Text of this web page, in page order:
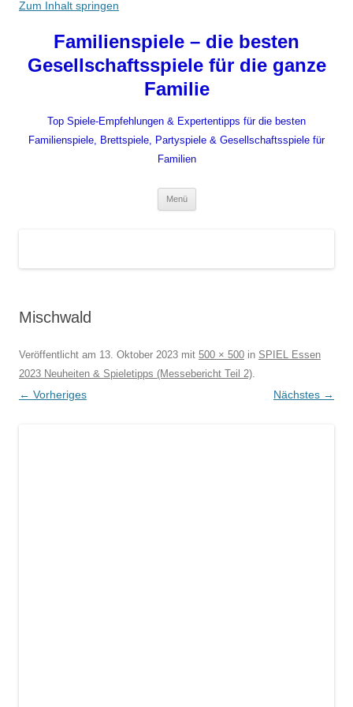
Zum Inhalt springen
Familienspiele – die besten
Gesellschaftsspiele für die ganze
Familie
Top Spiele-Empfehlungen & Expertentipps für die besten
Familienspiele, Brettspiele, Partyspiele & Gesellschaftsspiele für
Familien
Menü
Mischwald
Veröffentlicht am 13. Oktober 2023 mit 500 × 500 in SPIEL Essen
2023 Neuheiten & Spieletipps (Messebericht Teil 2).
← Vorheriges Nächstes →